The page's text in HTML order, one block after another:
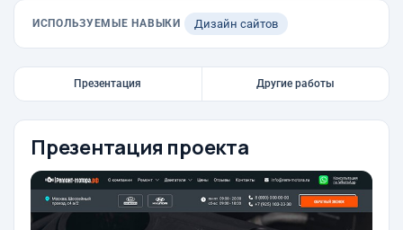
ИСПОЛЬЗУЕМЫЕ НАВЫКИ Дизайн сайтов
Презентация Другие работы
Презентация проекта